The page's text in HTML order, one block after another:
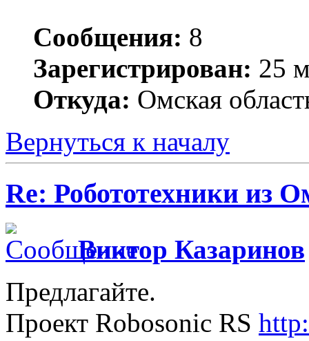
Сообщения: 8
Зарегистрирован: 25
Откуда: Омская
Вернуться к началу
Re: Робототехники из
Виктор Казаринов
Предлагайте.
Проект Robosonic RS